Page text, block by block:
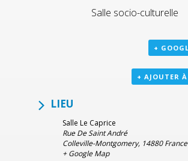
Salle socio-culturelle
+
+ AJOUTER
LIEU
Salle Le Caprice
Rue De Saint André
Colleville-Montgomery, 14880 France
+ Google Map